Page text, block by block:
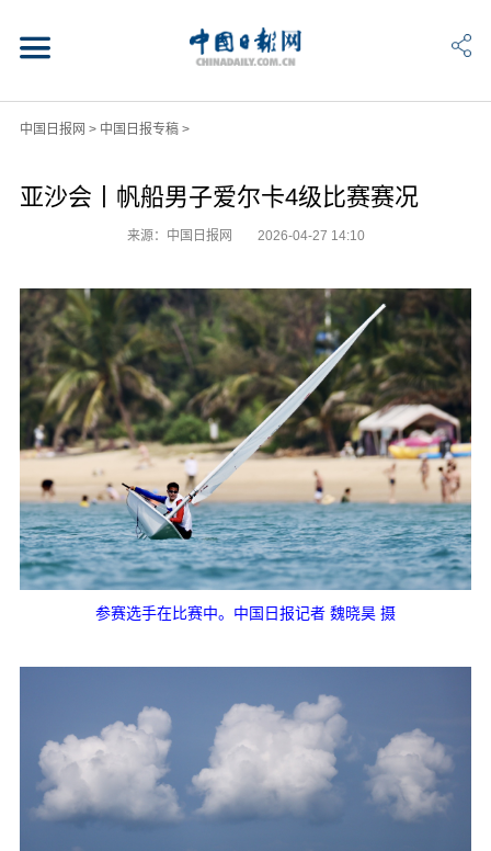
中国日报网 > 中国日报专稿>
亚沙会丨帆船男子爱尔卡4级比赛赛况
来源：中国日报网 2026-04-27 14:10
参赛选手在比赛中。中国日报记者 魏晓昊 摄